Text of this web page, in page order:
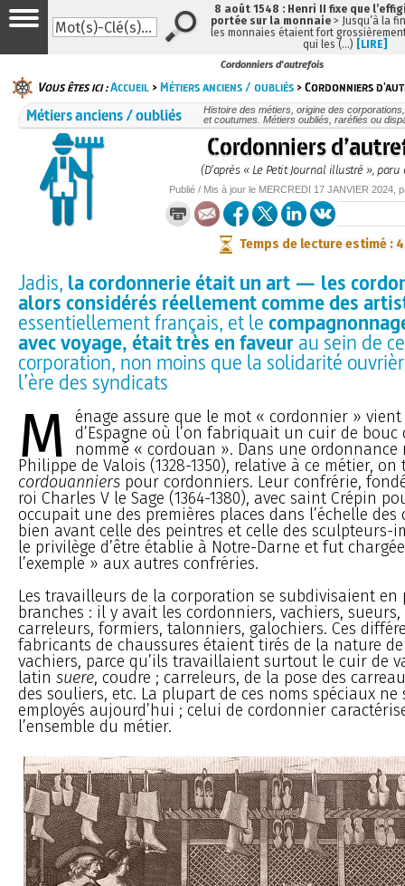
Cordonniers d'autrefois
Vous êtes ici :Accueil >Métiers anciens / oubliés > Cordonniers
Métiers anciens / oubliés
Histoire des métiers, origine des
et coutumes. Métiers oubliés, raréfiés ou
Cordonniers
(D’après « Le Petit Journal illustré », paru
Publié / Mis à jour le MERCREDI 17 JANVIER 2024 ,
Temps de lecture estimé :
Jadis, la cordonnerie était un art — les
alors considérés réellement comme des
essentiellement français, et le
avec voyage, était très en faveurau sein de
corporation, non moins que la solidarité
l’ère des syndicats
M
énage assure que le mot « cordonnier »
d’Espagne où l’on fabriquait un cuir de bouc
nommé « cordouan ». Dans une ordonnance
Philippe de Valois (1328-1350), relative à ce métier,
cordouanniers pour cordonniers. Leur confrérie,
roi Charles V le Sage (1364-1380), avec saint Crépin
occupait une des premières places dans l’échelle
bien avant celle des peintres et celle des sculpteurs-
le privilège d’être établie à Notre-Darne et fut
l’exemple » aux autres confréries.
Les travailleurs de la corporation se subdivisaient en
branches : il y avait les cordonniers, vachiers, sueurs,
carreleurs, formiers, talonniers, galochiers. Ces
fabricants de chaussures étaient tirés de la nature
vachiers, parce qu’ils travaillaient surtout le cuir de
latin suere, coudre ; carreleurs, de la pose des
des souliers, etc. La plupart de ces noms spéciaux
employés aujourd’hui ; celui de cordonnier
l’ensemble du métier.
8 août 1548 : Henri II fixe que
portée sur la monnaie> Jusqu’à la
les monnaies étaient fort
qui les (…) [LIRE]